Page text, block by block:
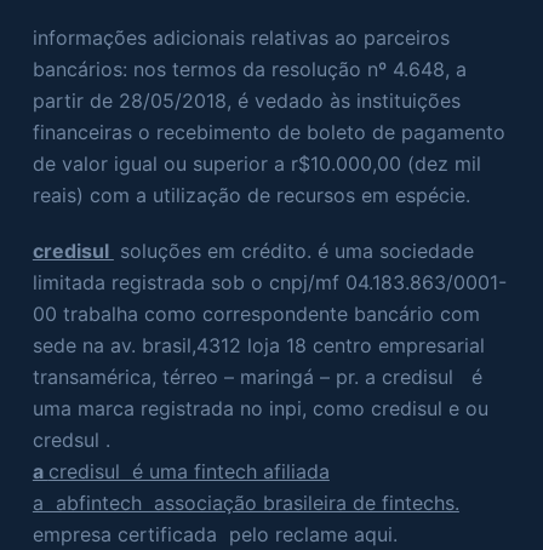
informações adicionais relativas ao parceiros
bancários: nos termos da resolução nº 4.648, a
partir de 28/05/2018, é vedado às instituições
financeiras o recebimento de boleto de pagamento
de valor igual ou superior a r$10.000,00 (dez mil
reais) com a utilização de recursos em espécie.
credisul soluções em crédito. é uma sociedade
limitada registrada sob o cnpj/mf 04.183.863/0001-
00 trabalha como correspondente bancário com
sede na av. brasil,4312 loja 18 centro empresarial
transamérica, térreo – maringá – pr. a credisul é
uma marca registrada no inpi, como credisul e ou
credsul .
a credisul é uma fintech afiliada
a abfintech associação brasileira de fintechs.
empresa certificada pelo reclame aqui.